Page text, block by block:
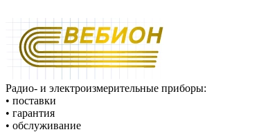
Радио- и электроизмерительные приборы:
• поставки
• гарантия
• обслуживание